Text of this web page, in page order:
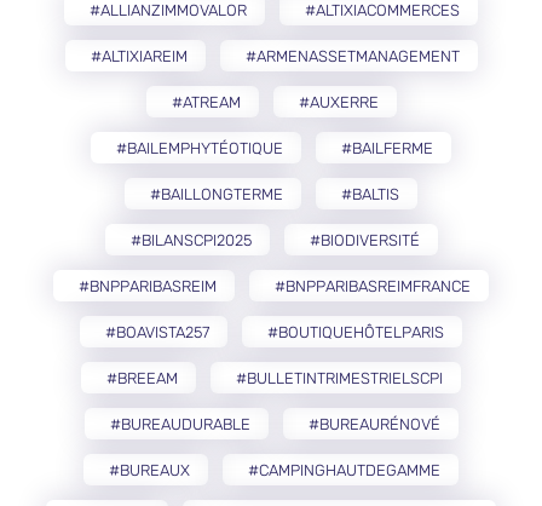
#ALLIANZIMMOVALOR #ALTIXIACOMMERCES
#ALTIXIAREIM #ARMENASSETMANAGEMENT
#ATREAM #AUXERRE
#BAILEMPHYTÉOTIQUE #BAILFERME
#BAILLONGTERME #BALTIS
#BILANSCPI2025 #BIODIVERSITÉ
#BNPPARIBASREIM #BNPPARIBASREIMFRANCE
#BOAVISTA257 #BOUTIQUEHÔTELPARIS
#BREEAM #BULLETINTRIMESTRIELSCPI
#BUREAUDURABLE #BUREAURÉNOVÉ
#BUREAUX #CAMPINGHAUTDEGAMME